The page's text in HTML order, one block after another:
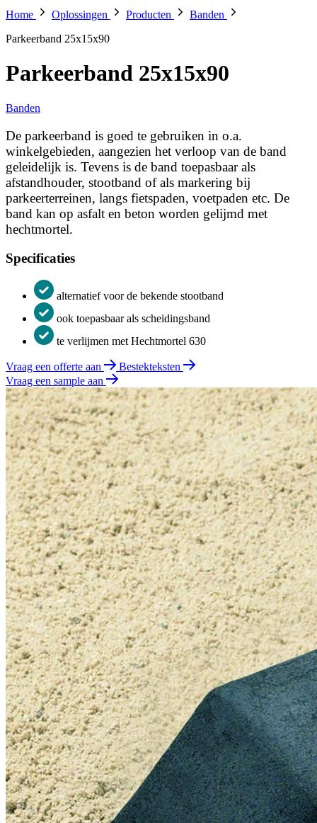
Home Oplossingen Producten
Banden
Parkeerband 25x15x90
Parkeerband 25x15x90
Banden
De parkeerband is goed te gebruiken in o.a.
winkelgebieden, aangezien het verloop van de band
geleidelijk is. Tevens is de band toepasbaar als
afstandhouder, stootband of als markering bij
parkeerterreinen, langs fietspaden, voetpaden etc. De
band kan op asfalt en beton worden gelijmd met
hechtmortel.
Specificaties
alternatief voor de bekende stootband
ook toepasbaar als scheidingsband
te verlijmen met Hechtmortel 630
Vraag een offerte aan
Bestekteksten
Vraag een sample aan